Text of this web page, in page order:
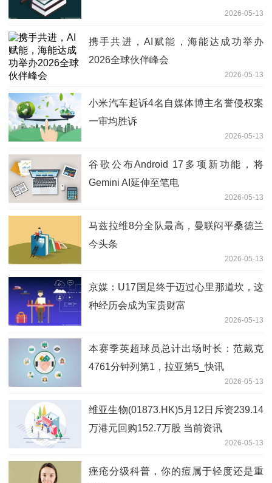
2026-05-13
携手共进，AI赋能，海能达成功举办
2026全球伙伴峰会
2026-05-13
小米汽车起诉4名自媒体博主名誉侵权案
一审均胜诉
2026-05-13
谷歌公布Android 17多项新功能，将
Gemini AI延伸至笔电
2026-05-13
马兹拉维8分全队最高，曼联闷平桑德兰
今头条
2026-05-13
京媒：U17国足终于迈过心里那道坎，这
种经历会成为宝贵财富
2026-05-13
本赛季英超球员总计出场时长：范戴克
4761分钟列第1，拉亚第5_快讯
2026-05-13
维亚生物(01873.HK)5月12日斥资239.14
万港元回购152.7万股 当前资讯
2026-05-13
痤疮分级科普，你的痘属于轻度还是重